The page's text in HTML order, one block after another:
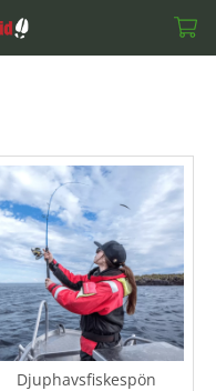
Djuphavsfiskespön